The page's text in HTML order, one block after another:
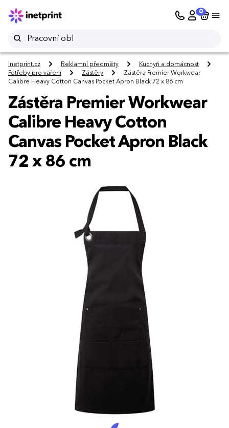
0
Inetprint.cz Reklamní předměty
Kuchyň a domácnost
Potřeby pro vaření
Zástěry
Zástěra Premier Workwear
Calibre Heavy Cotton Canvas Pocket Apron Black 72 x 86 cm
Zástěra Premier Workwear
Calibre Heavy Cotton
Canvas Pocket Apron Black
72 x 86 cm